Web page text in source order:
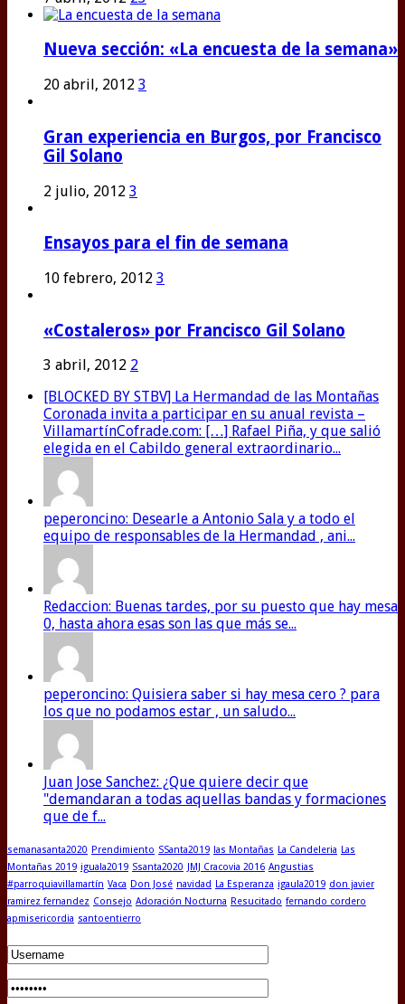
Nueva sección: «La encuesta de la semana»
20 abril, 2012 3
Gran experiencia en Burgos, por Francisco
Gil Solano
2 julio, 2012 3
Ensayos para el fin de semana
10 febrero, 2012 3
«Costaleros» por Francisco Gil Solano
3 abril, 2012 2
[BLOCKED BY STBV] La Hermandad de las Montañas
Coronada invita a participar en su anual revista –
VillamartínCofrade.com: […] Rafael Piña, y que salió
elegida en el Cabildo general extraordinario...
peperoncino: Desearle a Antonio Sala y a todo el
equipo de responsables de la Hermandad , ani...
Redaccion: Buenas tardes, por su puesto que hay mesa
0, hasta ahora esas son las que más se...
peperoncino: Quisiera saber si hay mesa cero ? para
los que no podamos estar , un saludo...
Juan Jose Sanchez: ¿Que quiere decir que
"demandaran a todas aquellas bandas y formaciones
que de f...
semanasanta2020 Prendimiento SSanta2019 las Montañas La Candeleria Las
Montañas 2019 iguala2019 Ssanta2020 JMJ Cracovia 2016 Angustias
#parroquiavillamartín Vaca Don José navidad La Esperanza igaula2019 don javier
ramirez fernandez Consejo Adoración Nocturna Resucitado fernando cordero
apmisericordia santoentierro